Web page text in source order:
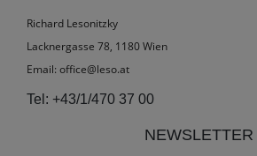
Richard Lesonitzky
Lacknergasse 78, 1180 Wien
Email: office@leso.at
Tel: +43/1/470 37 00
NEWSLETTER